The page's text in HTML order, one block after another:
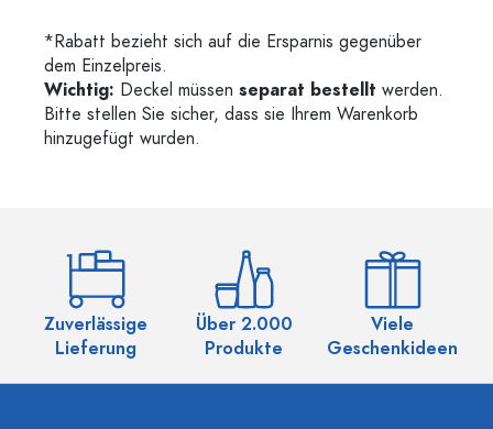
*Rabatt bezieht sich auf die Ersparnis gegenüber
dem Einzelpreis.
Wichtig: Deckel müssen separat bestellt werden.
Bitte stellen Sie sicher, dass sie Ihrem Warenkorb
hinzugefügt wurden.
Zuverlässige
Lieferung
Über 2.000
Produkte
Viele
Geschenkideen